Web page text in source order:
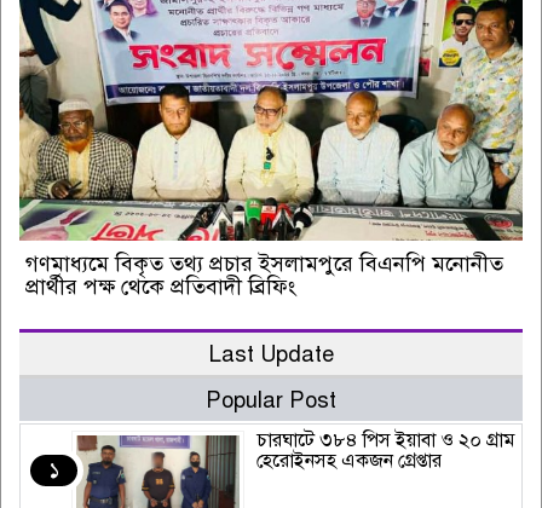
গণমাধ্যমে বিকৃত তথ্য প্রচার ইসলামপুরে বিএনপি মনোনীত
প্রার্থীর পক্ষ থেকে প্রতিবাদী ব্রিফিং
Last Update
Popular Post
১
চারঘাটে ৩৮৪ পিস ইয়াবা ও ২০ গ্রাম
হেরোইনসহ একজন গ্রেপ্তার